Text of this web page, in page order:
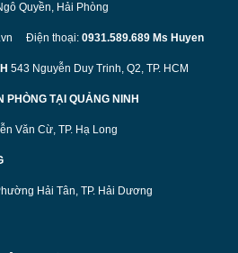
Quyền, Hải Phòng
Điện thoại: 0931.589.689 Ms Huyen
543 Nguyễn Duy Trinh, Q2, TP. HCM
PHÒNG TẠI QUẢNG NINH
Văn Cừ, TP. Hạ Long
Hải Tân, TP. Hải Dương